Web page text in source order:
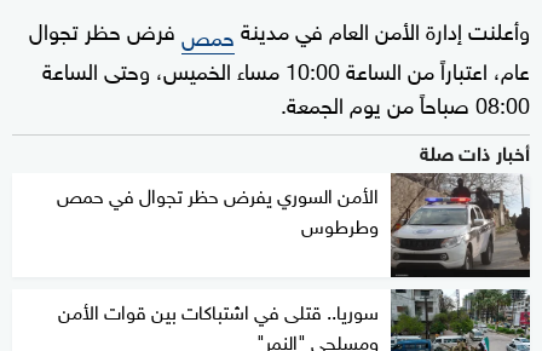
وأعلنت إدارة الأمن العام في مدينةحمصفرض حظر تجوال
عام، اعتباراً من الساعة 10:00 مساء الخميس، وحتى الساعة
08:00 صباحاً من يوم الجمعة.
أخبار ذات صلة
الأمن السوري يفرض حظر تجوال في حمص
وطرطوس
سوريا.. قتلى في اشتباكات بين قوات الأمن
ومسلحي "النمر"